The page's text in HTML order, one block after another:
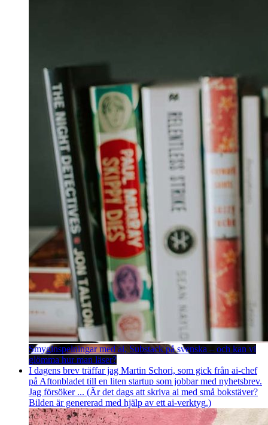
Smyginspelningar med ai, Substack på svenska – och kan vi
glömma hur man läser?
I dagens brev träffar jag Martin Schori, som gick från ai-chef
på Aftonbladet till en liten startup som jobbar med nyhetsbrev.
Jag försöker ... (Är det dags att skriva ai med små bokstäver?
Bilden är genererad med hjälp av ett ai-verktyg.)